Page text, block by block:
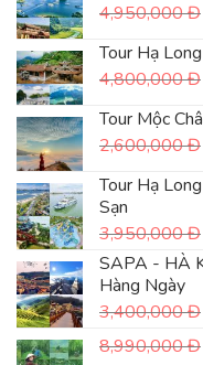
4,950,000Đ
Tour Hạ
4,800,000Đ
Tour Mộc
2,600,000Đ
Tour Hạ
Sạn
3,950,000Đ
SAPA - HÀ
Hàng Ngày
3,400,000Đ
8,990,000Đ